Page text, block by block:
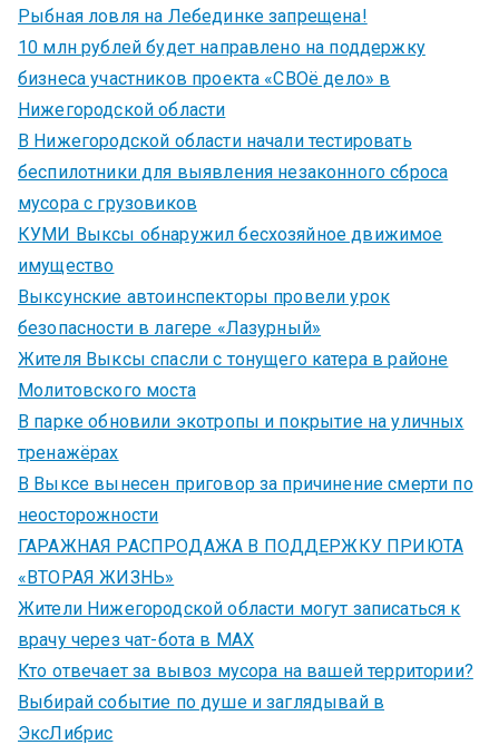
Рыбная ловля на Лебединке запрещена!
10 млн рублей будет направлено на поддержку
бизнеса участников проекта «СВОё дело» в
Нижегородской области
В Нижегородской области начали тестировать
беспилотники для выявления незаконного сброса
мусора с грузовиков
КУМИ Выксы обнаружил бесхозяйное движимое
имущество
Выксунские автоинспекторы провели урок
безопасности в лагере «Лазурный»
Жителя Выксы спасли с тонущего катера в районе
Молитовского моста
В парке обновили экотропы и покрытие на уличных
тренажёрах
В Выксе вынесен приговор за причинение смерти по
неосторожности
ГАРАЖНАЯ РАСПРОДАЖА В ПОДДЕРЖКУ ПРИЮТА
«ВТОРАЯ ЖИЗНЬ»
Жители Нижегородской области могут записаться к
врачу через чат-бота в MAX
Кто отвечает за вывоз мусора на вашей территории?
Выбирай событие по душе и заглядывай в
ЭксЛибрис